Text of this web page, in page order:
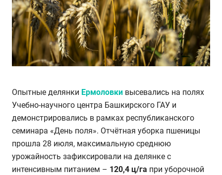
Опытные делянки Ермоловки высевались на полях
Учебно-научного центра Башкирского ГАУ и
демонстрировались в рамках республиканского
семинара «День поля». Отчётная уборка пшеницы
прошла 28 июля, максимальную среднюю
урожайность зафиксировали на делянке с
интенсивным питанием – 120,4 ц/га при уборочной